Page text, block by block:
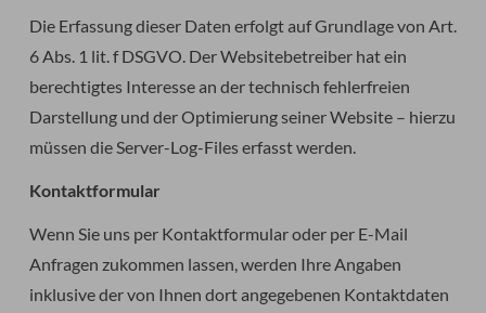
Die Erfassung dieser Daten erfolgt auf Grundlage von Art.
6 Abs. 1 lit. f DSGVO. Der Websitebetreiber hat ein
berechtigtes Interesse an der technisch fehlerfreien
Darstellung und der Optimierung seiner Website – hierzu
müssen die Server-Log-Files erfasst werden.
Kontaktformular
Wenn Sie uns per Kontaktformular oder per E-Mail
Anfragen zukommen lassen, werden Ihre Angaben
inklusive der von Ihnen dort angegebenen Kontaktdaten